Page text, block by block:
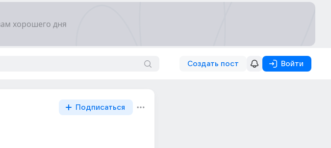
Создать пост Войти
Подписаться